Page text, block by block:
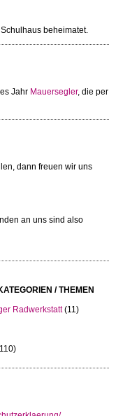
beheimatet.
Jahr Mauersegler, die per
dann freuen wir uns
an uns sind also
/ THEMEN
Radwerkstatt(11)